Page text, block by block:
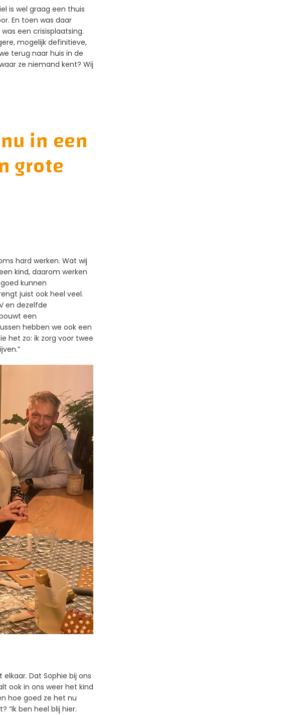
is wel graag een thuis
En toen was daar
een crisisplaatsing.
mogelijk definitieve,
terug naar huis in de
ze niemand kent? Wij
in een
grote
hard werken. Wat wij
kind, daarom werken
kunnen
juist ook heel veel.
en dezelfde
een
hebben we ook een
het zo: ik zorg voor twee
Dat Sophie bij ons
ook in ons weer het kind
hoe goed ze het nu
“Ik ben heel blij hier.